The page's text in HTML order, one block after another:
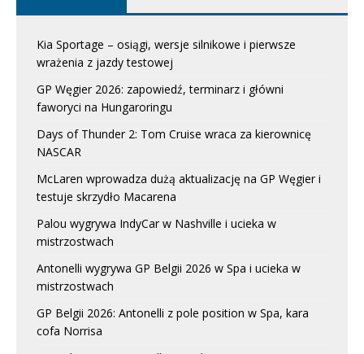
Kia Sportage – osiągi, wersje silnikowe i pierwsze
wrażenia z jazdy testowej
GP Węgier 2026: zapowiedź, terminarz i główni
faworyci na Hungaroringu
Days of Thunder 2: Tom Cruise wraca za kierownicę
NASCAR
McLaren wprowadza dużą aktualizację na GP Węgier i
testuje skrzydło Macarena
Palou wygrywa IndyCar w Nashville i ucieka w
mistrzostwach
Antonelli wygrywa GP Belgii 2026 w Spa i ucieka w
mistrzostwach
GP Belgii 2026: Antonelli z pole position w Spa, kara
cofa Norrisa